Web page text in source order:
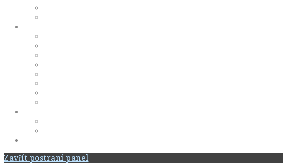
Zavřít postraní panel